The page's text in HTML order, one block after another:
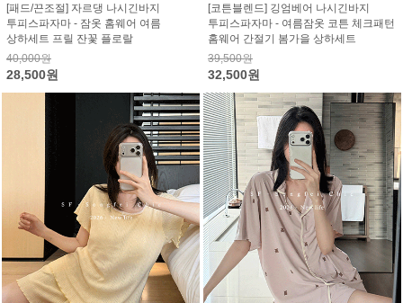
[패드/끈조절] 자르댕 나시긴바지
투피스파자마 - 잠옷 홈웨어 여름
상하세트 프릴 잔꽃 플로랄
40,000원
28,500원
[코튼블렌드] 깅엄베어 나시긴바지
투피스파자마 - 여름잠옷 코튼 체크패턴
홈웨어 간절기 봄가을 상하세트
39,500원
32,500원